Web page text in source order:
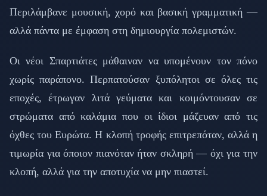
Περιλάμβανε μουσική, χορό και βασική γραμματική —
αλλά πάντα με έμφαση στη δημιουργία πολεμιστών.
Οι νέοι Σπαρτιάτες μάθαιναν να υπομένουν τον πόνο
χωρίς παράπονο. Περπατούσαν ξυπόλητοι σε όλες τις
εποχές, έτρωγαν λιτά γεύματα και κοιμόντουσαν σε
στρώματα από καλάμια που οι ίδιοι μάζευαν από τις
όχθες του Ευρώτα. Η κλοπή τροφής επιτρεπόταν, αλλά η
τιμωρία για όποιον πιανόταν ήταν σκληρή — όχι για την
κλοπή, αλλά για την αποτυχία να μην πιαστεί.